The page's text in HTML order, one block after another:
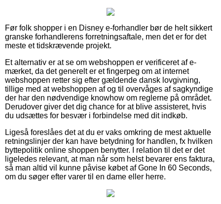
Før folk shopper i en Disney e-forhandler bør de helt sikkert
granske forhandlerens forretningsaftale, men det er for det
meste et tidskrævende projekt.
Et alternativ er at se om webshoppen er verificeret af e-
mærket, da det generelt er et fingerpeg om at internet
webshoppen retter sig efter gældende dansk lovgivning,
tillige med at webshoppen af og til overvåges af sagkyndige
der har den nødvendige knowhow om reglerne på området.
Derudover giver det dig chance for at blive assisteret, hvis
du udsættes for besvær i forbindelse med dit indkøb.
Ligeså foreslåes det at du er vaks omkring de mest aktuelle
retningslinjer der kan have betydning for handlen, fx hvilken
byttepolitik online shoppen benytter. I relation til det er det
ligeledes relevant, at man når som helst bevarer ens faktura,
så man altid vil kunne påvise købet af Gone In 60 Seconds,
om du søger efter varer til en dame eller herre.